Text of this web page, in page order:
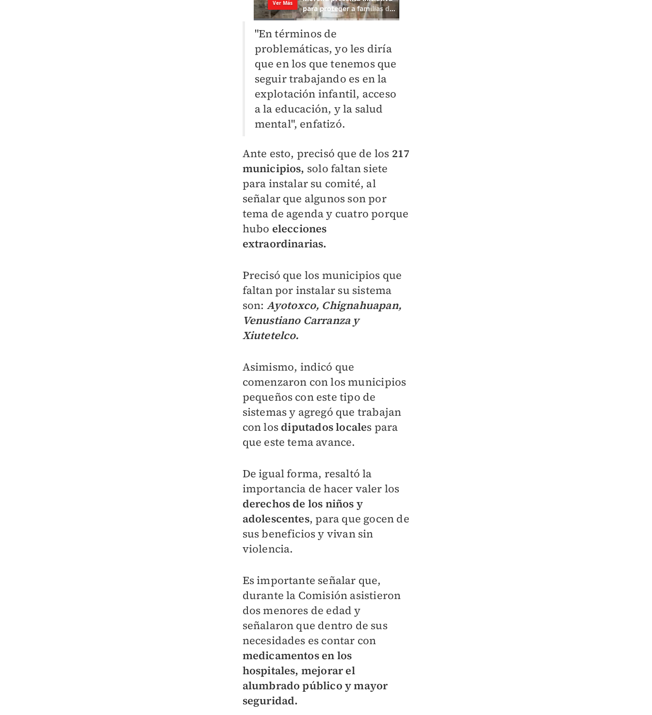
"En términos de
problemáticas, yo les diría
que en los que tenemos que
seguir trabajando es en la
explotación infantil, acceso
a la educación, y la salud
mental", enfatizó.
Ante esto, precisó que de los 217
municipios, solo faltan siete
para instalar su comité, al
señalar que algunos son por
tema de agenda y cuatro porque
hubo elecciones
extraordinarias.
Precisó que los municipios que
faltan por instalar su sistema
son: Ayotoxco, Chignahuapan,
Venustiano Carranza y
Xiutetelco.
Asimismo, indicó que
comenzaron con los municipios
pequeños con este tipo de
sistemas y agregó que trabajan
con los diputados locales para
que este tema avance.
De igual forma, resaltó la
importancia de hacer valer los
derechos de los niños y
adolescentes, para que gocen de
sus beneficios y vivan sin
violencia.
Es importante señalar que,
durante la Comisión asistieron
dos menores de edad y
señalaron que dentro de sus
necesidades es contar con
medicamentos en los
hospitales, mejorar el
alumbrado público y mayor
seguridad.